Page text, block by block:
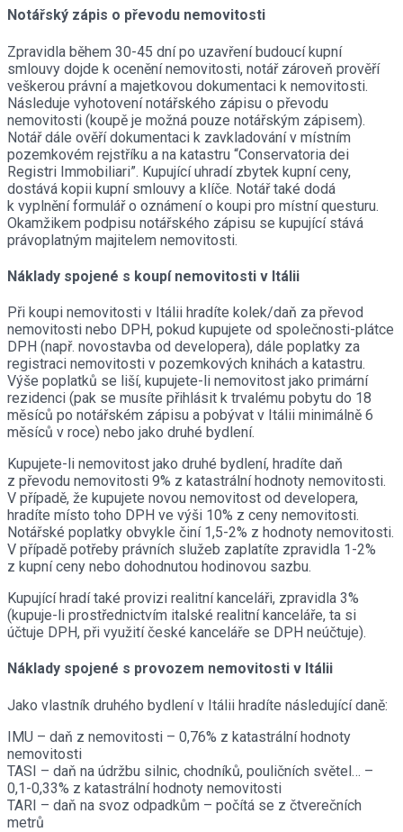
Notářský zápis o převodu nemovitosti
Zpravidla během 30-45 dní po uzavření budoucí kupní
smlouvy dojde k ocenění nemovitosti, notář zároveň prověří
veškerou právní a majetkovou dokumentaci k nemovitosti.
Následuje vyhotovení notářského zápisu o převodu
nemovitosti (koupě je možná pouze notářským zápisem).
Notář dále ověří dokumentaci k zavkladování v místním
pozemkovém rejstříku a na katastru “Conservatoria dei
Registri Immobiliari”. Kupující uhradí zbytek kupní ceny,
dostává kopii kupní smlouvy a klíče. Notář také dodá
k vyplnění formulář o oznámení o koupi pro místní questuru.
Okamžikem podpisu notářského zápisu se kupující stává
právoplatným majitelem nemovitosti.
Náklady spojené s koupí nemovitosti v Itálii
Při koupi nemovitosti v Itálii hradíte kolek/daň za převod
nemovitosti nebo DPH, pokud kupujete od společnosti-plátce
DPH (např. novostavba od developera), dále poplatky za
registraci nemovitosti v pozemkových knihách a katastru.
Výše poplatků se liší, kupujete-li nemovitost jako primární
rezidenci (pak se musíte přihlásit k trvalému pobytu do 18
měsíců po notářském zápisu a pobývat v Itálii minimálně 6
měsíců v roce) nebo jako druhé bydlení.
Kupujete-li nemovitost jako druhé bydlení, hradíte daň
z převodu nemovitosti 9% z katastrální hodnoty nemovitosti.
V případě, že kupujete novou nemovitost od developera,
hradíte místo toho DPH ve výši 10% z ceny nemovitosti.
Notářské poplatky obvykle činí 1,5-2% z hodnoty nemovitosti.
V případě potřeby právních služeb zaplatíte zpravidla 1-2%
z kupní ceny nebo dohodnutou hodinovou sazbu.
Kupující hradí také provizi realitní kanceláři, zpravidla 3%
(kupuje-li prostřednictvím italské realitní kanceláře, ta si
účtuje DPH, při využití české kanceláře se DPH neúčtuje).
Náklady spojené s provozem nemovitosti v Itálii
Jako vlastník druhého bydlení v Itálii hradíte následující daně:
IMU – daň z nemovitosti – 0,76% z katastrální hodnoty
nemovitosti
TASI – daň na údržbu silnic, chodníků, pouličních světel… –
0,1-0,33% z katastrální hodnoty nemovitosti
TARI – daň na svoz odpadkům – počítá se z čtverečních
metrů